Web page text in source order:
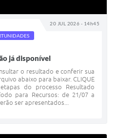
20 JUL 2026 - 14h45
já disponível
o resultado e conferir sua
abaixo para baixar. CLIQUE
etapas do processo Resultado
para Recursos: de 21/07 a
ser apresentados...